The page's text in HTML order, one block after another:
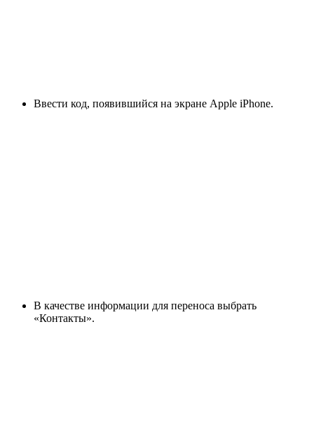
Ввести код, появившийся на экране Apple iPhone.
В качестве информации для переноса выбрать
«Контакты».